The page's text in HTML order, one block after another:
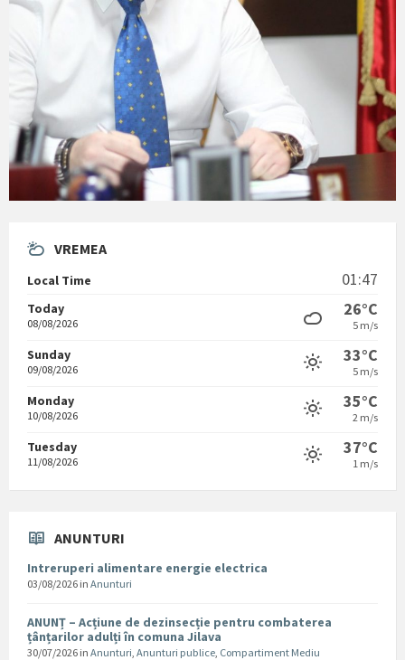
VREMEA
Local Time 01:47
Today
08/08/2026
26°C
5 m/s
Sunday
09/08/2026
33°C
5 m/s
Monday
10/08/2026
35°C
2 m/s
Tuesday
11/08/2026
37°C
1 m/s
ANUNTURI
Intreruperi alimentare energie electrica
03/08/2026 in Anunturi
ANUNȚ – Acțiune de dezinsecție pentru combaterea
țânțarilor adulți în comuna Jilava
30/07/2026 in Anunturi, Anunturi publice, Compartiment Mediu